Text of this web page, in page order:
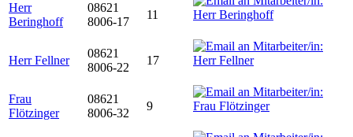
Herr
Beringhoff
08621
8006-17
11
Herr Fellner
08621
8006-22
17
Frau
Flötzinger
08621
8006-32
9